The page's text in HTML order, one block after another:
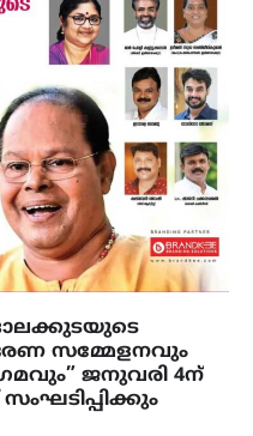
സമ്മേളനവും
ജനുവരി 4ന്